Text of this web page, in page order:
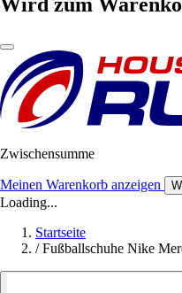
Zwischensumme
Meinen Warenkorb anzeigen
Loading...
Startseite
/ Fußballschuhe Nike